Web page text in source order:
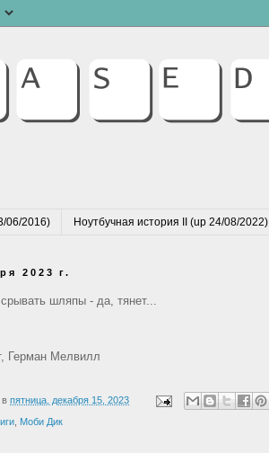
06/2016) Ноутбучная история II (up 24/08/2022)
2023 г.
шляпы - да, тянет...
Герман Мелвилл
в пятница, декабря 15, 2023
Моби Дик